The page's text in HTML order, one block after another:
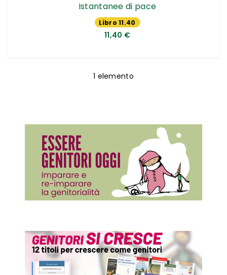
Istantanee di pace
Libro 11.40
€
11,40 €
1 elemento